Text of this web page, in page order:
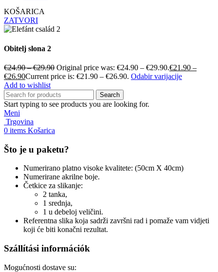
KOŠARICA
ZATVORI
Obitelj slona 2
€24.90–€29.90 Original price was: €24.90 – €29.90.€21.90 –
€26.90Current price is: €21.90 – €26.90. Odabir varijacije
Add to wishlist
Search
Start typing to see products you are looking for.
Meni
Trgovina
0 items Košarica
Što je u paketu?
Numerirano platno visoke kvalitete: (50cm X 40cm)
Numerirane akrilne boje.
Četkice za slikanje:
2 tanka,
1 srednja,
1 u debeloj veličini.
Referentna slika koja sadrži završni rad i pomaže vam vidjeti
koji će biti konačni rezultat.
Szállítási információk
Mogućnosti dostave su: